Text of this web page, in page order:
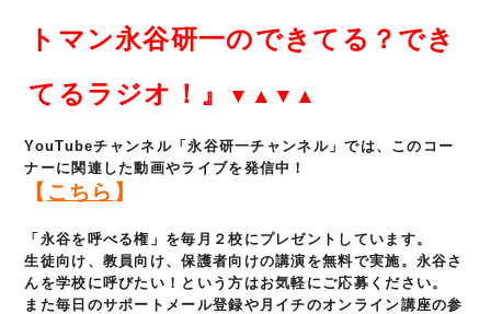
トマン永谷研一のできてる？でき
てるラジオ！』
▼▲▼▲
YouTubeチャンネル「永谷研一チャンネル」では、このコー
ナーに関連した動画やライブを発信中！
【 こちら 】
「永谷を呼べる権」を毎月２校にプレゼントしています。
生徒向け、教員向け、保護者向けの講演を無料で実施。永谷さ
んを学校に呼びたい！という方はお気軽にご応募ください。
また毎日のサポートメール登録や月イチのオンライン講座の参